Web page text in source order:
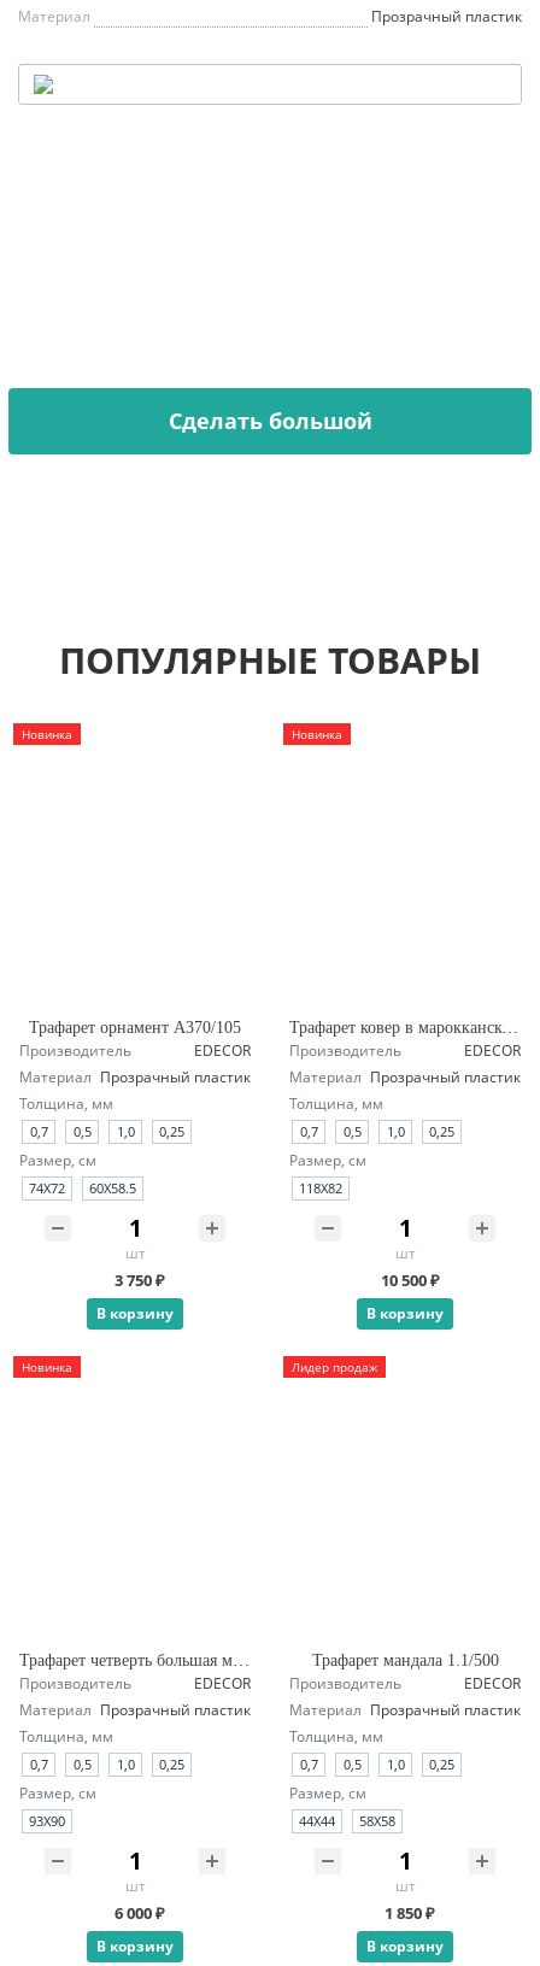
Материал
Прозрачный пластик
Сделать большой
ПОПУЛЯРНЫЕ ТОВАРЫ
Новинка
Трафарет орнамент А370/105
Производитель
EDECOR
Материал Прозрачный пластик
Толщина, мм
0,7 0,5 1,0 0,25
Размер, см
74Х72 60Х58.5
шт
3 750 ₽
В корзину
Новинка
Трафарет ковер в марокканском стиле А145/1904
Производитель
EDECOR
Материал Прозрачный пластик
Толщина, мм
0,7 0,5 1,0 0,25
Размер, см
118X82
шт
10 500 ₽
В корзину
Новинка
Производитель
EDECOR
Материал Прозрачный пластик
Толщина, мм
0,7 0,5 1,0 0,25
Размер, см
93X90
шт
6 000 ₽
В корзину
Лидер продаж
Трафарет мандала 1.1/500
Производитель
EDECOR
Материал Прозрачный пластик
Толщина, мм
0,7 0,5 1,0 0,25
Размер, см
44X44 58X58
шт
1 850 ₽
В корзину